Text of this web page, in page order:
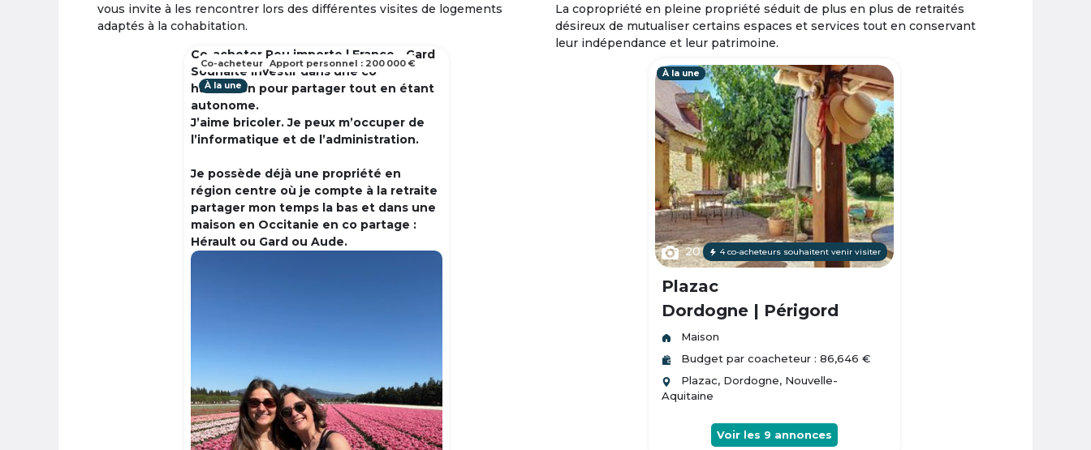
vous invite à les rencontrer lors des différentes visites de logements
adaptés à la cohabitation.
Co-acheter Peu importe | France - Gard
Souhaite investir dans une co
habitation pour partager tout en étant
autonome.
J’aime bricoler. Je peux m’occuper de
l’informatique et de l’administration.
Je possède déjà une propriété en
région centre où je compte à la retraite
partager mon temps la bas et dans une
maison en Occitanie en co partage :
Hérault ou Gard ou Aude.
À la une
Co-acheteur Apport personnel : 200 000 €
La copropriété en pleine propriété séduit de plus en plus de retraités
désireux de mutualiser certains espaces et services tout en conservant
leur indépendance et leur patrimoine.
À la une
20 4 co-acheteurs souhaitent venir visiter
Plazac
Dordogne | Périgord
Maison
Budget par coacheteur : 86,646 €
Plazac, Dordogne, Nouvelle-
Aquitaine
Voir les 9 annonces